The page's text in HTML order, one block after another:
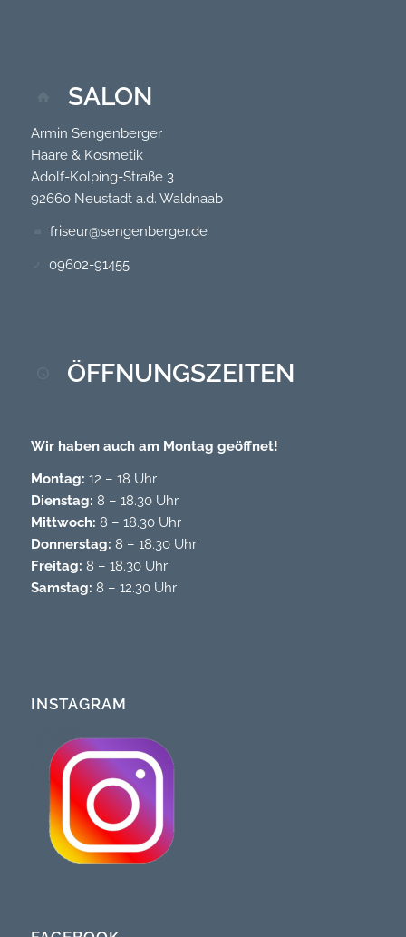
SALON
Armin Sengenberger
Haare & Kosmetik
Adolf-Kolping-Straße 3
92660 Neustadt a.d. Waldnaab
friseur@sengenberger.de
09602-91455
ÖFFNUNGSZEITEN
Wir haben auch am Montag geöffnet!
Montag: 12 – 18 Uhr
Dienstag: 8 – 18.30 Uhr
Mittwoch: 8 – 18.30 Uhr
Donnerstag: 8 – 18.30 Uhr
Freitag: 8 – 18.30 Uhr
Samstag: 8 – 12.30 Uhr
INSTAGRAM